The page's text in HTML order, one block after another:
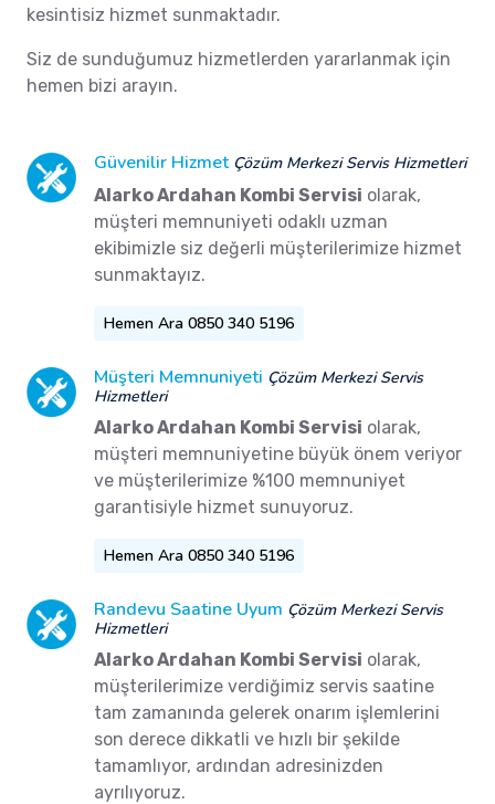
kesintisiz hizmet sunmaktadır.
Siz de sunduğumuz hizmetlerden yararlanmak için
hemen bizi arayın.
Güvenilir Hizmet Çözüm Merkezi Servis Hizmetleri
Alarko Ardahan Kombi Servisi olarak,
müşteri memnuniyeti odaklı uzman
ekibimizle siz değerli müşterilerimize hizmet
sunmaktayız.
Hemen Ara 0850 340 5196
Müşteri Memnuniyeti Çözüm Merkezi Servis
Hizmetleri
Alarko Ardahan Kombi Servisi olarak,
müşteri memnuniyetine büyük önem veriyor
ve müşterilerimize %100 memnuniyet
garantisiyle hizmet sunuyoruz.
Hemen Ara 0850 340 5196
Randevu Saatine Uyum Çözüm Merkezi Servis
Hizmetleri
Alarko Ardahan Kombi Servisi olarak,
müşterilerimize verdiğimiz servis saatine
tam zamanında gelerek onarım işlemlerini
son derece dikkatli ve hızlı bir şekilde
tamamlıyor, ardından adresinizden
ayrılıyoruz.